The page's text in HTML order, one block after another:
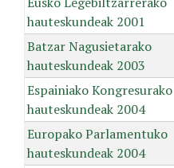
hauteskundeak 2001
Batzar Nagusietarako
hauteskundeak 2003
Espainiako Kongresurako
hauteskundeak 2004
Europako Parlamentuko
hauteskundeak 2004